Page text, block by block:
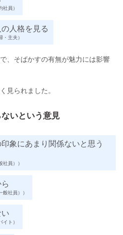
員）
人格を見る
主夫）
、そばかすの有無が魅力には影響
見られました。
いという意見
象にあまり関係ないと思う
員））
社員））
ト）